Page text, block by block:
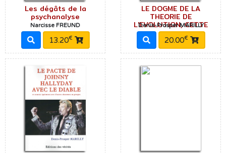
Les dégâts de la
psychanalyse
Narcisse FREUND
13.20€
LE DOGME DE LA
THEORIE DE
L'EVOLUTION, CETTE
Denis-Prosper MARILLY
20.00€